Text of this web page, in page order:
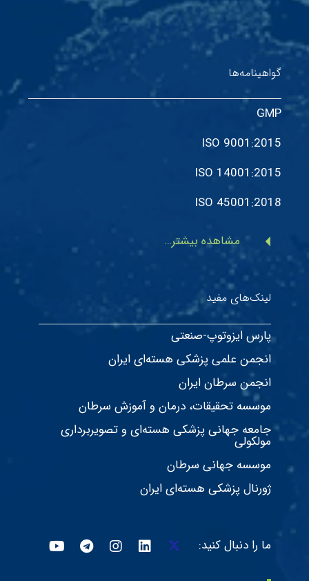
گواهینامه‌ها
GMP
ISO 9001:2015
ISO 14001:2015
ISO 45001:2018
arrow_left مشاهده بیشتر…
لینک‌های مفید
پارس ایزوتوپ-صنعتی
انجمن علمی پزشکی هسته‌ای ایران
انجمن سرطان ایران
موسسه تحقیقات، درمان و آموزش سرطان
جامعه جهانی پزشکی هسته‌ای و تصویربرداری
مولکولی
موسسه جهانی سرطان
ژورنال پزشکی هسته‌ای ایران
ما را دنبال کنید: